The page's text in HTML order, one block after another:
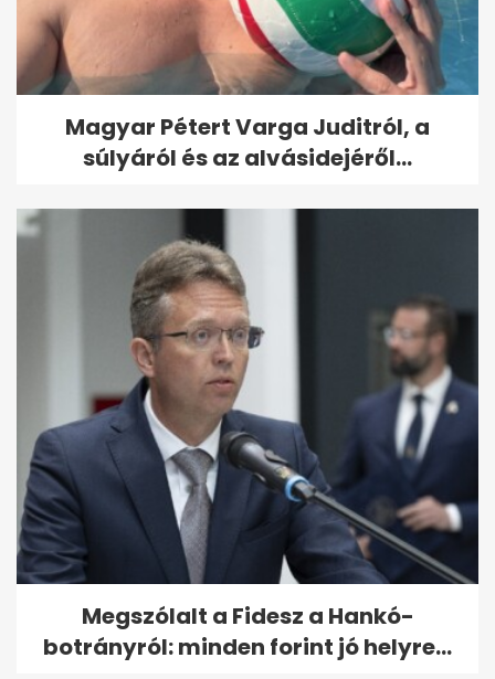
Magyar Pétert Varga Juditról, a
súlyáról és az alvásidejéről...
Megszólalt a Fidesz a Hankó-
botrányról: minden forint jó helyre...